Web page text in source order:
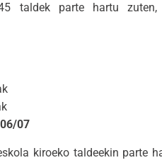
taldek parte hartu
07
kiroeko taldeekin parte